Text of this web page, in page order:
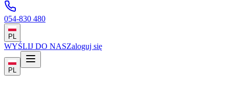
054-830 480
PL
WYŚLIJ DO NASZaloguj się
PL